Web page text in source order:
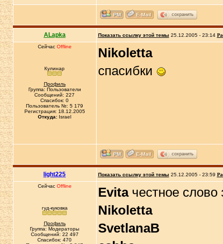
сохранить
ALapka Показать ссылку этой темы 25.12.2005 - 23:14
Сейчас Offline
Кулинар
Профиль
Группа: Пользователи
Сообщений: 227
Спасибок: 0
Пользователь №: 5 179
Регистрация: 18.12.2005
Откуда: Israel
Nikoletta
спасибки
сохранить
light225 Показать ссылку этой темы 25.12.2005 - 23:59
Сейчас Offline
гуд-куковка
Профиль
Группа: Модераторы
Сообщений: 22 497
Спасибок: 470
Evitaчестное слово
Nikoletta
SvetlanaB